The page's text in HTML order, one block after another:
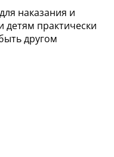
наказания и
практически
другом